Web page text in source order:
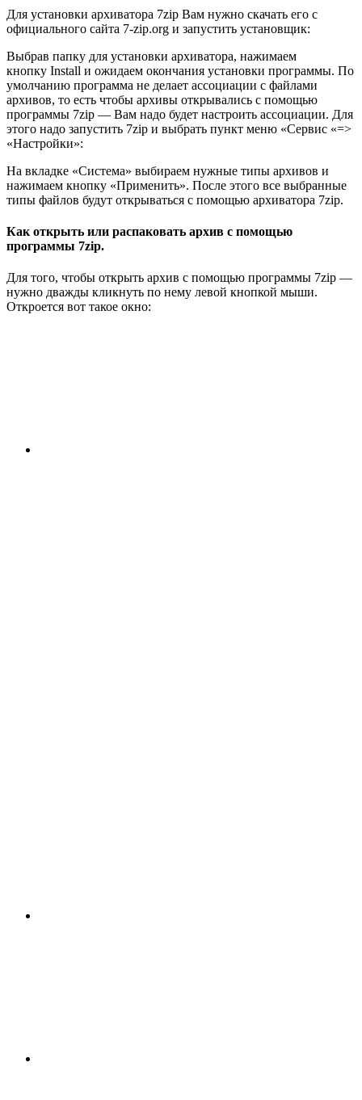
Для установки архиватора 7zip Вам нужно скачать его с
официального сайта 7-zip.org и запустить установщик:
Выбрав папку для установки архиватора, нажимаем
кнопку Install и ожидаем окончания установки программы. По
умолчанию программа не делает ассоциации с файлами
архивов, то есть чтобы архивы открывались с помощью
программы 7zip — Вам надо будет настроить ассоциации. Для
этого надо запустить 7zip и выбрать пункт меню «Сервис «=>
«Настройки»:
На вкладке «Система» выбираем нужные типы архивов и
нажимаем кнопку «Применить». После этого все выбранные
типы файлов будут открываться с помощью архиватора 7zip.
Как открыть или распаковать архив с помощью
программы 7zip.
Для того, чтобы открыть архив с помощью программы 7zip —
нужно дважды кликнуть по нему левой кнопкой мыши.
Откроется вот такое окно: